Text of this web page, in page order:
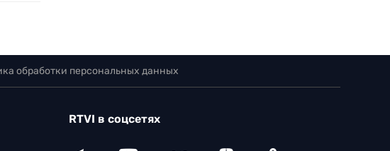
обработки персональных данных
RTVI в соцсетях